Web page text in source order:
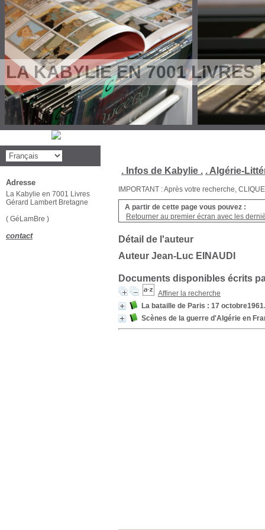
LA KABYLIE EN 7001 LIVRES
. Infos de Kabylie . . Algérie-
IMPORTANT : Après votre recherche,
A partir de cette page vous pouvez :
Retourner au premier écran avec les
Détail de l'auteur
Auteur Jean-Luc EINAUDI
Documents disponibles écrits
Affiner la recherche
La bataille de Paris : 17 octobre1961.
Scènes de la guerre d'Algérie en
Adresse
La Kabylie en 7001 Livres
Gérard Lambert Bretagne
( GéLamBre )
contact